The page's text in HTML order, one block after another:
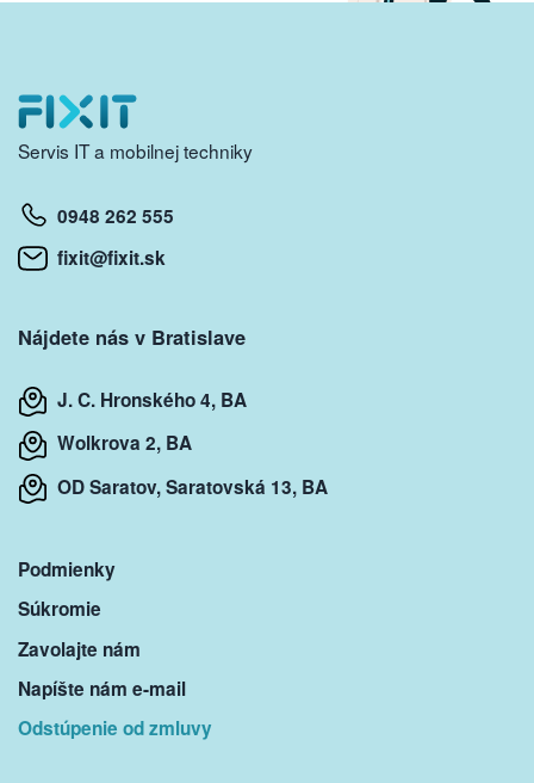
Servis IT a mobilnej techniky
0948 262 555
fixit@fixit.sk
Nájdete nás v Bratislave
J. C. Hronského 4, BA
Wolkrova 2, BA
OD Saratov, Saratovská 13, BA
Podmienky
Súkromie
Zavolajte nám
Napíšte nám e-mail
Odstúpenie od zmluvy